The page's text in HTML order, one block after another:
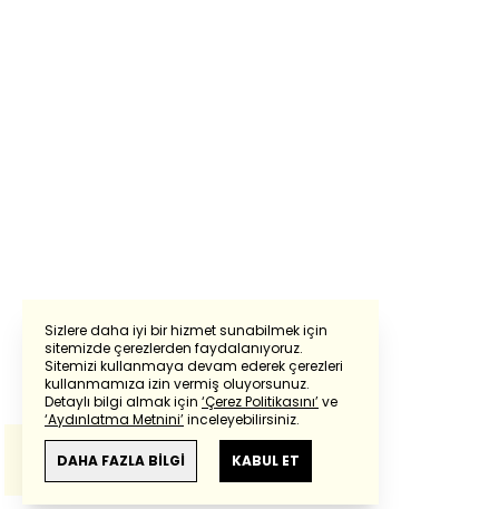
Sizlere daha iyi bir hizmet sunabilmek için
sitemizde çerezlerden faydalanıyoruz.
Sitemizi kullanmaya devam ederek çerezleri
kullanmamıza izin vermiş oluyorsunuz.
Detaylı bilgi almak için ‘Çerez Politikasını’ve
‘Aydınlatma Metnini’inceleyebilirsiniz.
DAHA FAZLA BİLGİ KABUL ET
Powered by Translate
Bu çevirideGoogle Transletekullanılmıştır.
Anlam ve çeviri hatalarından
haberturk.com
sorumlu değildir.